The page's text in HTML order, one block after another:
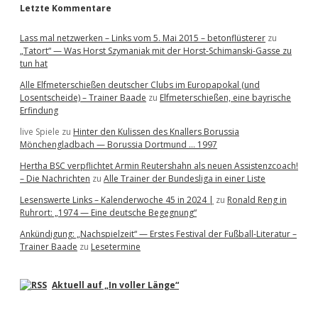
Letzte Kommentare
Lass mal netzwerken – Links vom 5. Mai 2015 – betonflüsterer zu
„Tatort“ — Was Horst Szymaniak mit der Horst-Schimanski-Gasse zu
tun hat
Alle Elfmeterschießen deutscher Clubs im Europapokal (und
Losentscheide) – Trainer Baade zu Elfmeterschießen, eine bayrische
Erfindung
live Spiele zu Hinter den Kulissen des Knallers Borussia
Mönchengladbach — Borussia Dortmund … 1997
Hertha BSC verpflichtet Armin Reutershahn als neuen Assistenzcoach!
– Die Nachrichten zu Alle Trainer der Bundesliga in einer Liste
Lesenswerte Links – Kalenderwoche 45 in 2024 | zu Ronald Reng in
Ruhrort: „1974 — Eine deutsche Begegnung“
Ankündigung: „Nachspielzeit“ — Erstes Festival der Fußball-Literatur –
Trainer Baade zu Lesetermine
Aktuell auf „In voller Länge“